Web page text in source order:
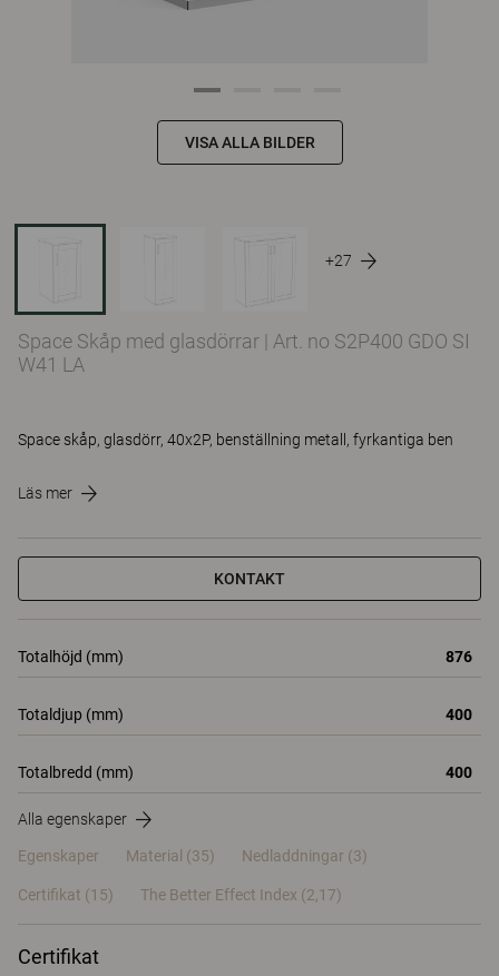
VISA ALLA BILDER
+27
Space Skåp med glasdörrar | Art. no S2P400 GDO SI
W41 LA
Space skåp, glasdörr, 40x2P, benställning metall, fyrkantiga ben
Läs mer
KONTAKT
Totalhöjd (mm) 876
Totaldjup (mm) 400
Totalbredd (mm) 400
Alla egenskaper
Egenskaper Material (35) Nedladdningar (3)
Certifikat (15) The Better Effect Index (2,17)
Certifikat